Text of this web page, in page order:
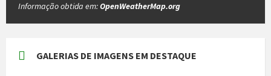
Informação obtida em:OpenWeatherMap.org
GALERIAS DE IMAGENS EM DESTAQUE